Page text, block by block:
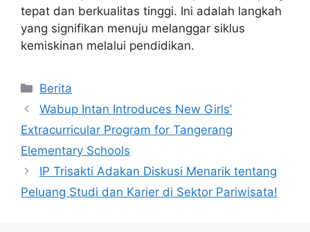
tepat dan berkualitas tinggi. Ini adalah langkah
yang signifikan menuju melanggar siklus
kemiskinan melalui pendidikan.
Kategori
Berita
Wabup Intan Introduces New Girls’
Extracurricular Program for Tangerang
Elementary Schools
IP Trisakti Adakan Diskusi Menarik tentang
Peluang Studi dan Karier di Sektor Pariwisata!